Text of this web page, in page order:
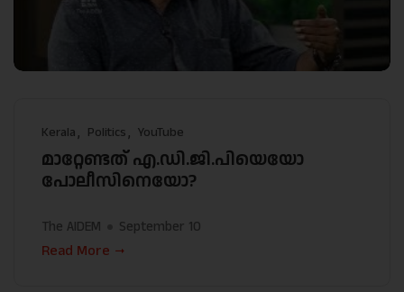
Kerala Politics YouTube
മാറ്റേണ്ടത് എ.ഡി.ജി.പിയെയോ
പോലീസിനെയോ?
The AIDEM September 10
Read More